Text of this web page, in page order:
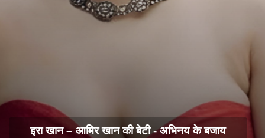
इरा खान – आमिर खान की बेटी - अभिनय के बजाय